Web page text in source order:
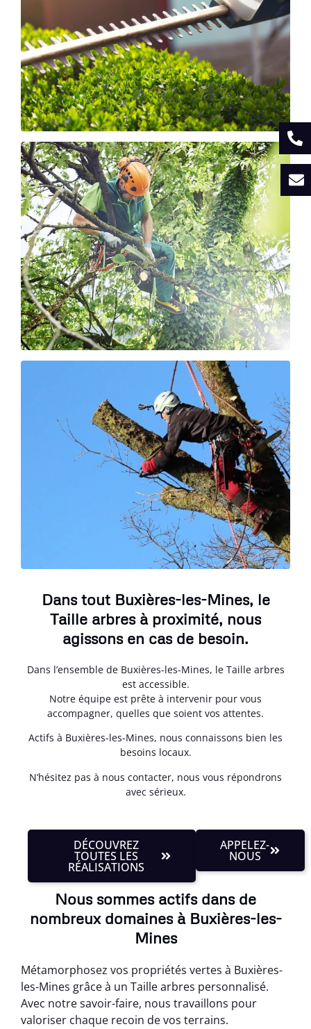
Dans tout Buxières-les-Mines, le
Taille arbres à proximité, nous
agissons en cas de besoin.
Dans l’ensemble de Buxières-les-Mines, le Taille arbres
est accessible.
Notre équipe est prête à intervenir pour vous
accompagner, quelles que soient vos attentes.
Actifs à Buxières-les-Mines, nous connaissons bien les
besoins locaux.
N’hésitez pas à nous contacter, nous vous répondrons
avec sérieux.
DÉCOUVREZ
TOUTES LES
RÉALISATIONS
APPELEZ-
NOUS
Nous sommes actifs dans de
nombreux domaines à Buxières-les-
Mines
Métamorphosez vos propriétés vertes à Buxières-
les-Mines grâce à un Taille arbres personnalisé.
Avec notre savoir-faire, nous travaillons pour
valoriser chaque recoin de vos terrains.